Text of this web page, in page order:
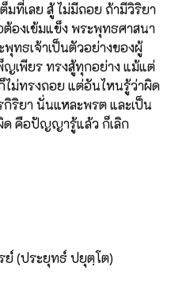
มที่เลย สู้ ไม่มีถอย ถ้ามีวิริยา
องเข้มแข็ง พระพุทธศาสนา
ทธเจ้าเป็นตัวอย่างของผู้
ญเพียร ทรงสู้ทุกอย่าง แม้แต่
ม่ทรงถอย แต่อันไหนรู้ว่าผิด
ริยา นั่นแหละพรต และเป็น
ด คือปัญญารู้แล้ว ก็เลิก
ย์ (ประยุทธ์ ปยุตฺโต)